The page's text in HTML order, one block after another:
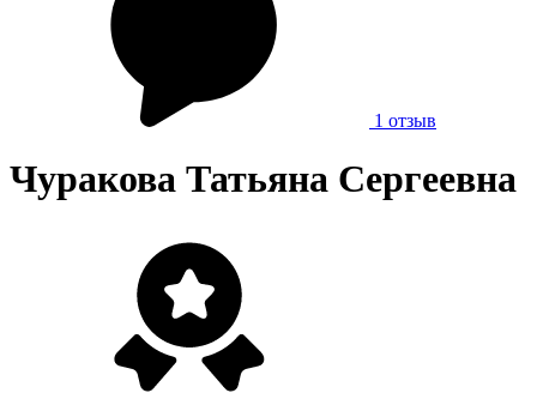
1 отзыв
Чуракова Татьяна Сергеевна